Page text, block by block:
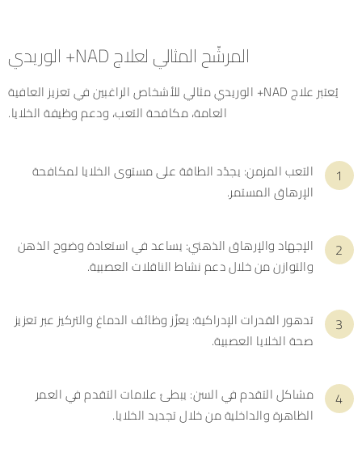
المرشّح المثالي لعلاج NAD+ الوريدي
يُعتبر علاج NAD+ الوريدي مثالي للأشخاص الراغبين في تعزيز العافية
العامة، مكافحة التعب، ودعم وظيفة الخلايا.
التعب المزمن: يجدّد الطاقة على مستوى الخلايا لمكافحة
الإرهاق المستمر.
الإجهاد والإرهاق الذهني: يساعد في استعادة وضوح الذهن
والتوازن من خلال دعم نشاط الناقلات العصبية.
تدهور القدرات الإدراكية: يعزّز وظائف الدماغ والتركيز عبر تعزيز
صحة الخلايا العصبية.
مشاكل التقدم في السن: يبطئ علامات التقدم في العمر
الظاهرة والداخلية من خلال تجديد الخلايا.